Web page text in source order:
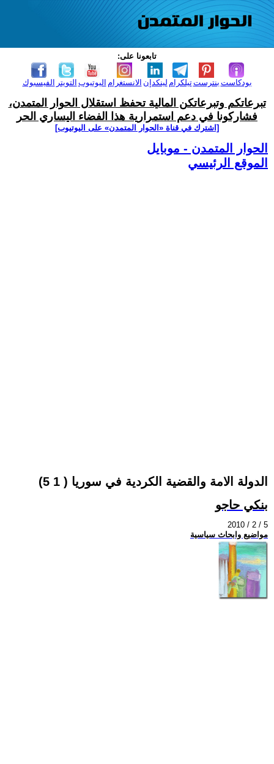
تابعونا على:
الفيسبوك التويتر اليوتيوب الانستغرام لينكدإن تيلكرامبنترست بودكاست
تبرعاتكم وتبرعاتكن المالية تحفظ استقلال الحوار المتمدن،
فشاركونا في دعم استمرارية هذا الفضاء اليساري الحر
[اشترك في قناة ‫«الحوار المتمدن» على اليوتيوب]
الحوار المتمدن - موبايل
الموقع الرئيسي
الدولة الامة والقضية الكردية في سوريا ( 1 5)
بنكي حاجو
2010 / 2 / 5
مواضيع وابحاث سياسية